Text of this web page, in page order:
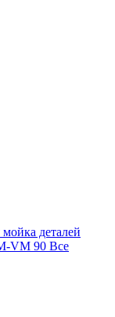
деталей
VM 90 Все